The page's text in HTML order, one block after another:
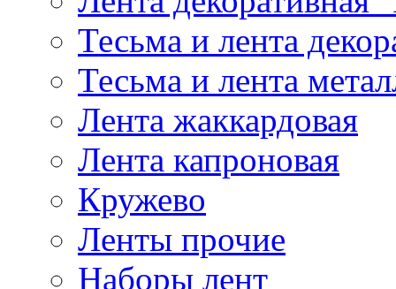
Тесьма и лента
Тесьма и лента
Лента жаккардовая
Лента капроновая
Кружево
Ленты прочие
Наборы лент